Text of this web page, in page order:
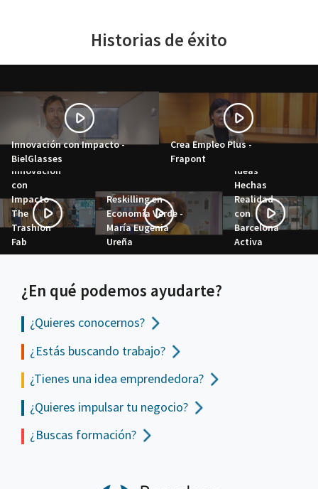
Historias de éxito
Innovación con Impacto -
BielGlasses
Crea Empleo Plus -
Frapont
Innovación
con
Impacto -
The
Trashion
Fab
Reskilling en
Economía Verde -
María Eugenia
Ureña
Ideas
Hechas
Realidad
con
Barcelona
Activa
¿En qué podemos ayudarte?
¿Quieres conocernos?
¿Estás buscando trabajo?
¿Tienes una idea emprendedora?
¿Quieres impulsar tu negocio?
¿Buscas formación?